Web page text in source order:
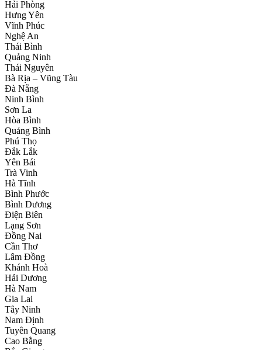
Hải Phòng
Hưng Yên
Vĩnh Phúc
Nghệ An
Thái Bình
Quảng Ninh
Thái Nguyên
Bà Rịa – Vũng Tàu
Đà Nẵng
Ninh Bình
Sơn La
Hòa Bình
Quảng Bình
Phú Thọ
Đắk Lắk
Yên Bái
Trà Vinh
Hà Tĩnh
Bình Phước
Bình Dương
Điện Biên
Lạng Sơn
Đồng Nai
Cần Thơ
Lâm Đồng
Khánh Hoà
Hải Dương
Hà Nam
Gia Lai
Tây Ninh
Nam Định
Tuyên Quang
Cao Bằng